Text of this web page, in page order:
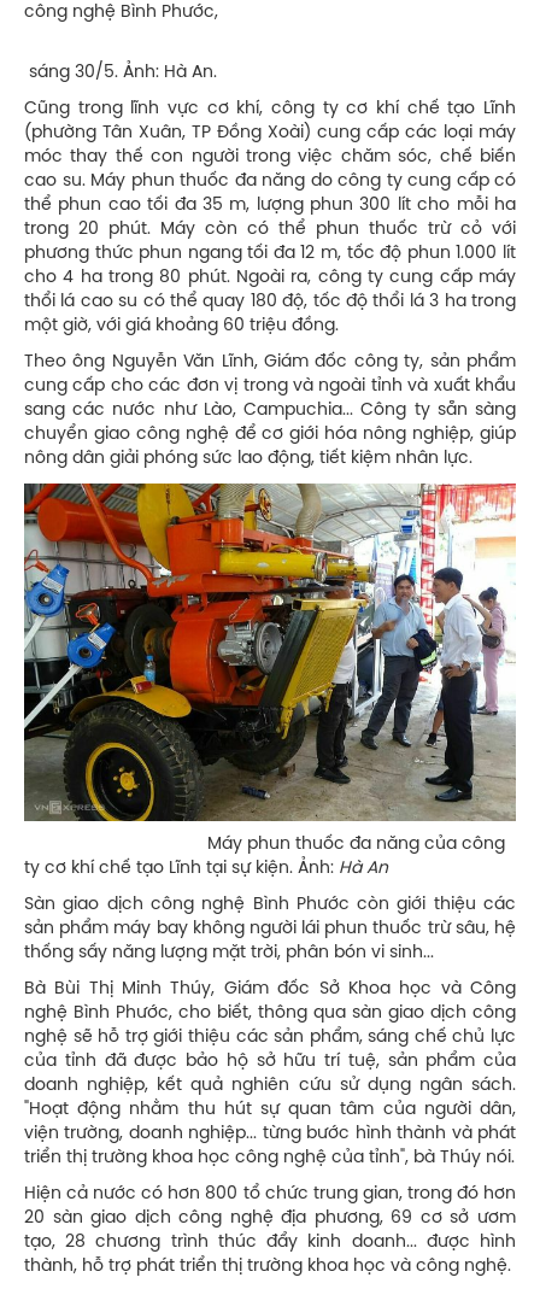
công nghệ Bình Phước,
sáng 30/5. Ảnh: Hà An.
Cũng trong lĩnh vực cơ khí, công ty cơ khí chế tạo Lĩnh
(phường Tân Xuân, TP Đồng Xoài) cung cấp các loại máy
móc thay thế con người trong việc chăm sóc, chế biến
cao su. Máy phun thuốc đa năng do công ty cung cấp có
thể phun cao tối đa 35 m, lượng phun 300 lít cho mỗi ha
trong 20 phút. Máy còn có thể phun thuốc trừ cỏ với
phương thức phun ngang tối đa 12 m, tốc độ phun 1.000 lít
cho 4 ha trong 80 phút. Ngoài ra, công ty cung cấp máy
thổi lá cao su có thể quay 180 độ, tốc độ thổi lá 3 ha trong
một giờ, với giá khoảng 60 triệu đồng.
Theo ông Nguyễn Văn Lĩnh, Giám đốc công ty, sản phẩm
cung cấp cho các đơn vị trong và ngoài tỉnh và xuất khẩu
sang các nước như Lào, Campuchia... Công ty sẵn sàng
chuyển giao công nghệ để cơ giới hóa nông nghiệp, giúp
nông dân giải phóng sức lao động, tiết kiệm nhân lực.
Máy phun thuốc đa năng của công
ty cơ khí chế tạo Lĩnh tại sự kiện. Ảnh: Hà An
Sàn giao dịch công nghệ Bình Phước còn giới thiệu các
sản phẩm máy bay không người lái phun thuốc trừ sâu, hệ
thống sấy năng lượng mặt trời, phân bón vi sinh...
Bà Bùi Thị Minh Thúy, Giám đốc Sở Khoa học và Công
nghệ Bình Phước, cho biết, thông qua sàn giao dịch công
nghệ sẽ hỗ trợ giới thiệu các sản phẩm, sáng chế chủ lực
của tỉnh đã được bảo hộ sở hữu trí tuệ, sản phẩm của
doanh nghiệp, kết quả nghiên cứu sử dụng ngân sách.
"Hoạt động nhằm thu hút sự quan tâm của người dân,
viện trường, doanh nghiệp... từng bước hình thành và phát
triển thị trường khoa học công nghệ của tỉnh", bà Thúy nói.
Hiện cả nước có hơn 800 tổ chức trung gian, trong đó hơn
20 sàn giao dịch công nghệ địa phương, 69 cơ sở ươm
tạo, 28 chương trình thúc đẩy kinh doanh... được hình
thành, hỗ trợ phát triển thị trường khoa học và công nghệ.